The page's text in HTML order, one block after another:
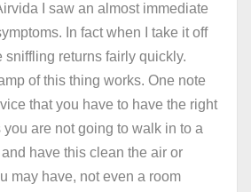
I saw an almost immediate
In fact when I take it off
sniffling returns fairly quickly.
of this thing works. One note
that you have to have the right
are not going to walk in to a
have this clean the air or
may have, not even a room